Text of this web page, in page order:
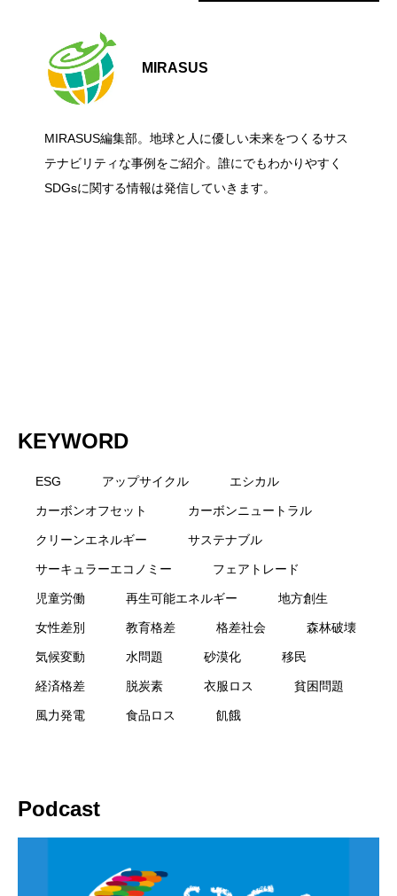
MIRASUS
MIRASUS編集部。地球と人に優しい未来をつくるサス
テナビリティな事例をご紹介。誰にでもわかりやすく
SDGsに関する情報は発信していきます。
2026.07.06
ペ「Floating Wind Challenge」に挑戦
2026.06.27
ステナブルな選び方と今日からできるこ
2026.06.27 グリーンリカバリーとは？ 経済復興と脱
KEYWORD
ESG アップサイクル エシカル
カーボンオフセット カーボンニュートラル
クリーンエネルギー サステナブル
サーキュラーエコノミー フェアトレード
児童労働 再生可能エネルギー 地方創生
女性差別 教育格差 格差社会 森林破壊
気候変動 水問題 砂漠化 移民
経済格差 脱炭素 衣服ロス 貧困問題
風力発電 食品ロス 飢餓
Podcast